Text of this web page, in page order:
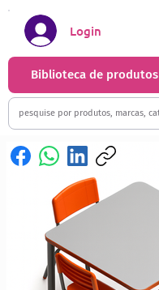
Biblioteca de produtos
Login